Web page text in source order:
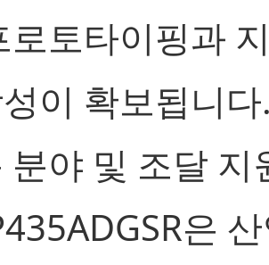
로토타이핑과
이 확보됩니
분야 및 조달 지
은